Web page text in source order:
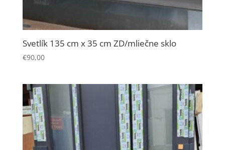
Svetlík 135 cm x 35 cm ZD/mliečne sklo
€90,00
Tieto súbory
cookie nie sú
voliteľné. Sú
potrebné pre
fungovanie
webovej